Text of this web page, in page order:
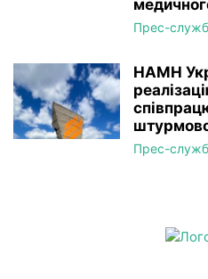
Прес-
НАМН
Прес-